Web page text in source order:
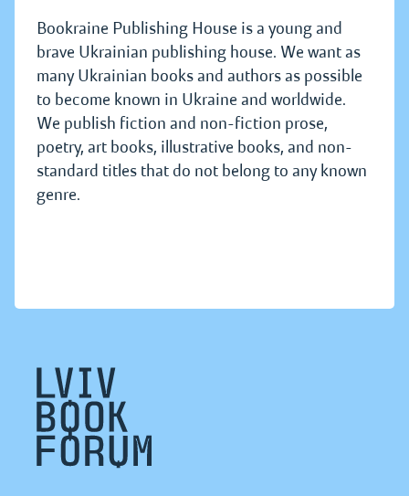
Bookraine Publishing House is a young and
brave Ukrainian publishing house. We want as
many Ukrainian books and authors as possible
to become known in Ukraine and worldwide.
We publish fiction and non-fiction prose,
poetry, art books, illustrative books, and non-
standard titles that do not belong to any known
genre.